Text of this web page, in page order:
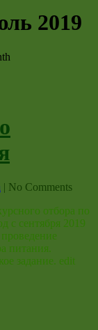
2019
| No Comments
отбора по
с сентября 2019
питания.
задание. edit